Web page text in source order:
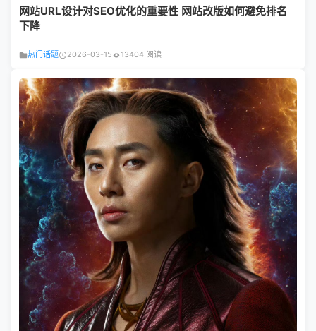
网站URL设计对SEO优化的重要性 网站改版如何避免排名
下降
热门话题 2026-03-15 13404 阅读